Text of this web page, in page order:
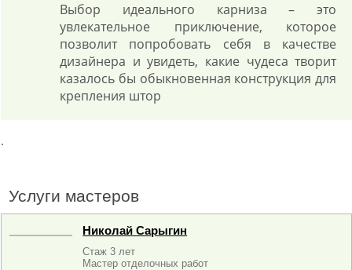
Выбор идеального карниза – это
увлекательное приключение, которое
позволит попробовать себя в качестве
дизайнера и увидеть, какие чудеса творит
казалось бы обыкновенная конструкция для
крепления штор
.
Услуги мастеров
Николай Сарыгин
Стаж 3 лет
Мастер отделочных работ